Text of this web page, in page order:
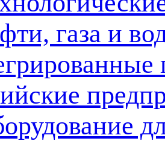
газа и